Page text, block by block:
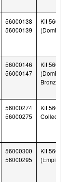
56000138
56000139
Kit
56000146
56000147
Kit
Bronze)
56000274
56000275
Kit
56000300
56000295
Kit
(Empire,